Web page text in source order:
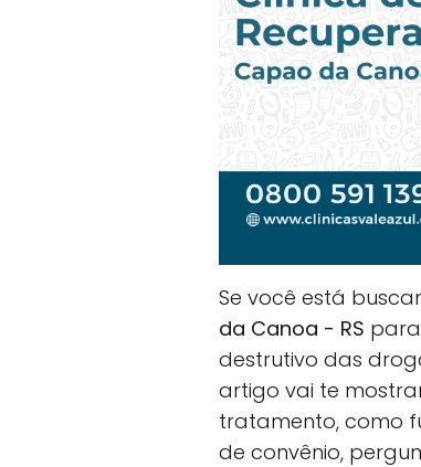
Se você está
da Canoa - RS
destrutivo das
artigo vai te
tratamento, como
de convênio,